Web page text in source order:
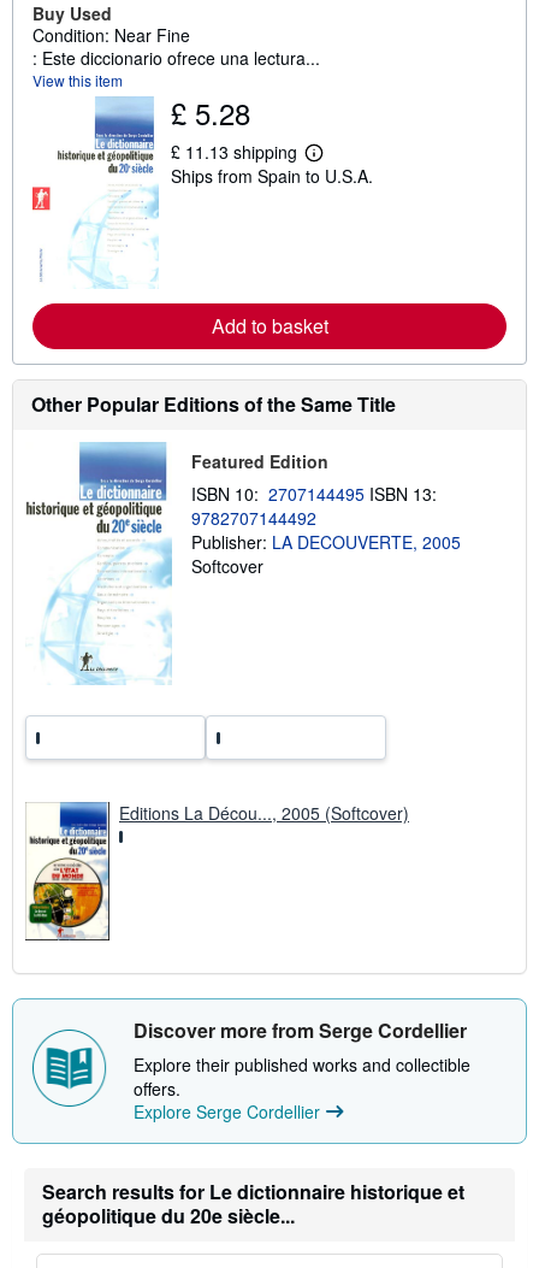
Buy Used
Condition: Near Fine
: Este diccionario ofrece una lectura...
View this item
£ 5.28
£ 11.13 shipping
L
e
e
a
u
s
p
p
i
n
g
Ships from Spain to U.S.A.
Add to basket
Other Popular Editions of the Same Title
Featured Edition
ISBN 10: 2707144495 ISBN 13:
9782707144492
Publisher: LA DECOUVERTE, 2005
Softcover
Editions La Décou..., 2005 (Softcover)
Discover more from Serge Cordellier
Explore their published works and collectible
offers.
Explore Serge Cordellier
Search results for Le dictionnaire historique et
géopolitique du 20e siècle...